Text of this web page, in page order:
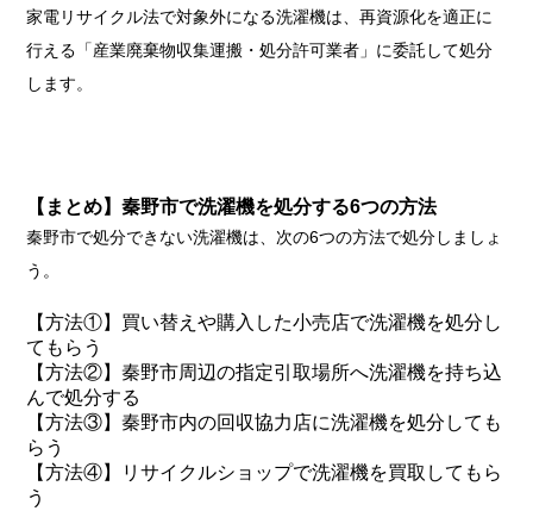
家電リサイクル法で対象外になる洗濯機は、再資源化を適正に
行える「産業廃棄物収集運搬・処分許可業者」に委託して処分
します。
【まとめ】秦野市で洗濯機を処分する6つの方法
秦野市で処分できない洗濯機は、次の6つの方法で処分しましょ
う。
【方法①】買い替えや購入した小売店で洗濯機を処分し
てもらう
【方法②】秦野市周辺の指定引取場所へ洗濯機を持ち込
んで処分する
【方法③】秦野市内の回収協力店に洗濯機を処分しても
らう
【方法④】リサイクルショップで洗濯機を買取してもら
う